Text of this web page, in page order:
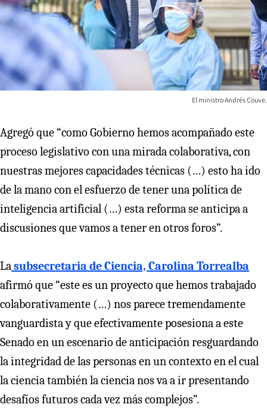
El ministro Andrés Couve.
Agregó que “como Gobierno hemos acompañado este
proceso legislativo con una mirada colaborativa, con
nuestras mejores capacidades técnicas (…) esto ha ido
de la mano con el esfuerzo de tener una política de
inteligencia artificial (…) esta reforma se anticipa a
discusiones que vamos a tener en otros foros”.
Lasubsecretaria de Ciencia, Carolina Torrealba
afirmó que “este es un proyecto que hemos trabajado
colaborativamente (…) nos parece tremendamente
vanguardista y que efectivamente posesiona a este
Senado en un escenario de anticipación resguardando
la integridad de las personas en un contexto en el cual
la ciencia también la ciencia nos va a ir presentando
desafíos futuros cada vez más complejos”.